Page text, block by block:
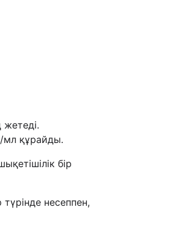
мл құрайды.
бір
несеппен,